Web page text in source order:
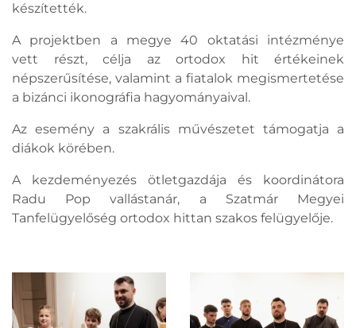
készítették.
A projektben a megye 40 oktatási intézménye
vett részt, célja az ortodox hit értékeinek
népszerűsítése, valamint a fiatalok megismertetése
a bizánci ikonográfia hagyományaival.
Az esemény a szakrális művészetet támogatja a
diákok körében.
A kezdeményezés ötletgazdája és koordinátora
Radu Pop vallástanár, a Szatmár Megyei
Tanfelügyelőség ortodox hittan szakos felügyelője.